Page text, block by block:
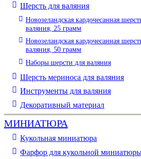
Шерсть для валяния
Новозеландская кардочесанная
валяния, 25 грамм
Новозеландская кардочесанная
валяния, 50 грамм
Наборы шерсти для валяния
Шерсть мериноса для валяния
Инструменты для валяния
Декоративный материал
МИНИАТЮРА
Кукольная миниатюра
Фарфор для кукольной